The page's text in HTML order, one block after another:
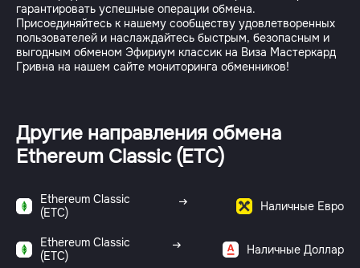
гарантировать успешные операции обмена.
Присоединяйтесь к нашему сообществу удовлетворенных
пользователей и наслаждайтесь быстрым, безопасным и
выгодным обменом Эфириум классик на Виза Мастеркард
Другие направления обмена
Ethereum Classic (ETC)
Ethereum Classic
(ETC)
Наличные Евро
Ethereum Classic
(ETC)
Наличные Доллар